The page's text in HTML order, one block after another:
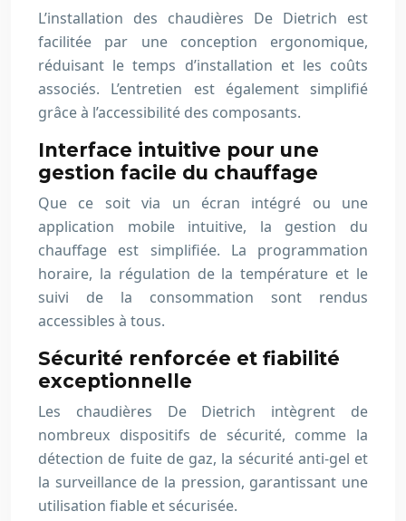
L’installation des chaudières De Dietrich est
facilitée par une conception ergonomique,
réduisant le temps d’installation et les coûts
associés. L’entretien est également simplifié
grâce à l’accessibilité des composants.
Interface intuitive pour une
gestion facile du chauffage
Que ce soit via un écran intégré ou une
application mobile intuitive, la gestion du
chauffage est simplifiée. La programmation
horaire, la régulation de la température et le
suivi de la consommation sont rendus
accessibles à tous.
Sécurité renforcée et fiabilité
exceptionnelle
Les chaudières De Dietrich intègrent de
nombreux dispositifs de sécurité, comme la
détection de fuite de gaz, la sécurité anti-gel et
la surveillance de la pression, garantissant une
utilisation fiable et sécurisée.